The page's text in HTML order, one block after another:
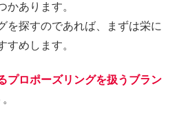
かあります。
を探すのであれば、まずは栄に
すめします。
プロポーズリングを扱うブラン